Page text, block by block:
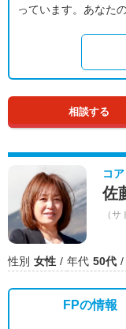
っています。あなた
相談する
コ
佐
（サ
性別 女性 年代 50代
FPの情報